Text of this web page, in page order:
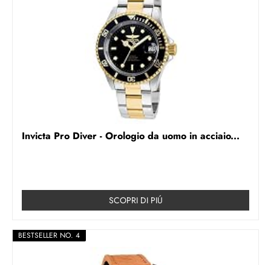
Invicta Pro Diver - Orologio da uomo in acciaio...
SCOPRI DI PIÚ
BESTSELLER NO. 4